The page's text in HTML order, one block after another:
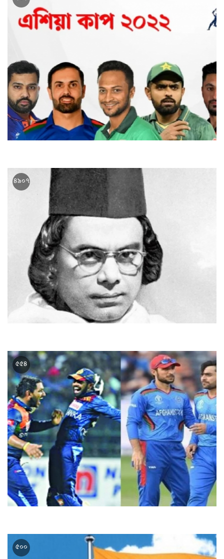
এশিয়া কাপের পর্দা উঠছে আজ
৪৯০৭
কাজী নজরুল ইসলামের মৃত্যুবার্ষিকী আজ
৫৫৪
এশিয়া কাপ : শ্রীলঙ্কা ও আফগানিস্তান মুখোমুখি আজ
৫০০